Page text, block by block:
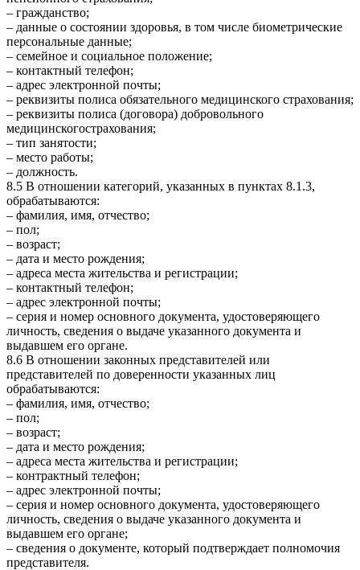
– гражданство;
– данные о состоянии здоровья, в том числе биометрические
персональные данные;
– семейное и социальное положение;
– контактный телефон;
– адрес электронной почты;
– реквизиты полиса обязательного медицинского страхования;
– реквизиты полиса (договора) добровольного
медицинскогострахования;
– тип занятости;
– место работы;
– должность.
8.5 В отношении категорий, указанных в пунктах 8.1.3,
обрабатываются:
– фамилия, имя, отчество;
– пол;
– возраст;
– дата и место рождения;
– адреса места жительства и регистрации;
– контактный телефон;
– адрес электронной почты;
– серия и номер основного документа, удостоверяющего
личность, сведения о выдаче указанного документа и
выдавшем его органе.
8.6 В отношении законных представителей или
представителей по доверенности указанных лиц
обрабатываются:
– фамилия, имя, отчество;
– пол;
– возраст;
– дата и место рождения;
– адреса места жительства и регистрации;
– контрактный телефон;
– адрес электронной почты;
– серия и номер основного документа, удостоверяющего
личность, сведения о выдаче указанного документа и
выдавшем его органе;
– сведения о документе, который подтверждает полномочия
представителя.